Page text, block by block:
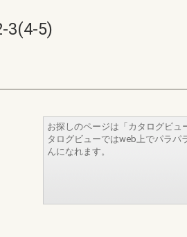
3(4-5)
お探しのページは「カタログビュ
タログビューではweb上でパラパ
んになれます。